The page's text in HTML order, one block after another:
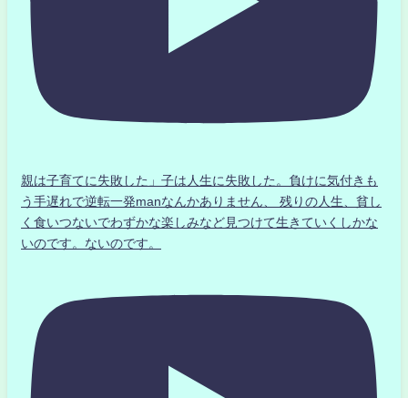
親は子育てに失敗した」子は人生に失敗した。負けに気付きも
う手遅れで逆転一発manなんかありません、 残りの人生、貧し
く食いつないでわずかな楽しみなど見つけて生きていくしかな
いのです。ないのです。